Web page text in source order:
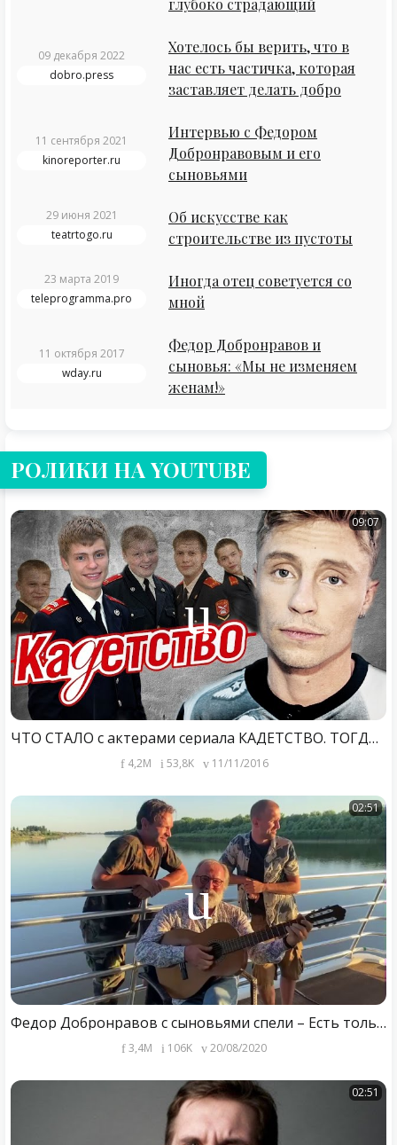
глубоко страдающий
09 декабря 2022
dobro.press
Хотелось бы верить, что в
нас есть частичка, которая
заставляет делать добро
11 сентября 2021
kinoreporter.ru
Интервью с Федором
Добронравовым и его
сыновьями
29 июня 2021
teatrtogo.ru
Об искусстве как
строительстве из пустоты
23 марта 2019
teleprogramma.pro
Иногда отец советуется со
мной
11 октября 2017
wday.ru
Федор Добронравов и
сыновья: «Мы не изменяем
женам!»
РОЛИКИ НА YOUTUBE
09:07
ЧТО СТАЛО с актерами сериала КАДЕТСТВО. ТОГДА И СЕЙЧАС
4,2M 53,8K 11/11/2016
02:51
Федор Добронравов с сыновьями спели – Есть только миг (Земля Санникова), Александр Зацепин,
3,4M 106K 20/08/2020
02:51